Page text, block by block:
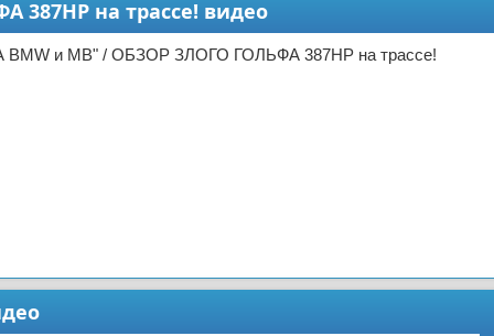
на трассе! видео
и MB" / ОБЗОР ЗЛОГО ГОЛЬФА 387HP на трассе!